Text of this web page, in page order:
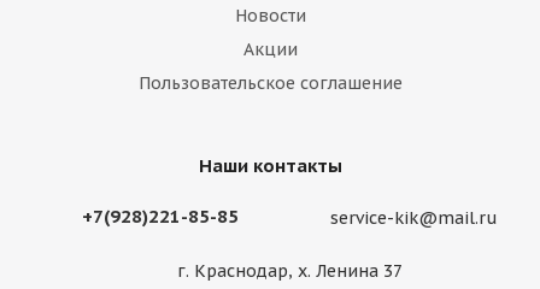
Новости
Акции
Пользовательское соглашение
Наши контакты
+7(928)221-85-85 service-kik@mail.ru
г. Краснодар, х. Ленина 37